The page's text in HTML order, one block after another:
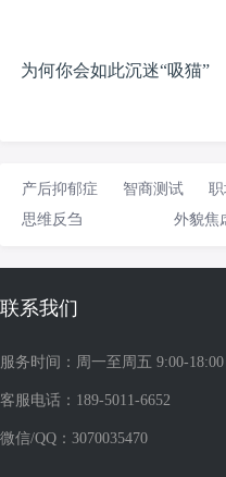
为何你会如此沉迷“吸猫”
产后抑郁症 智商测试
思维反刍
外貌焦
联系我们
服务时间：周一至周五 9:00-18:00
客服电话：189-5011-6652
微信/QQ：3070035470